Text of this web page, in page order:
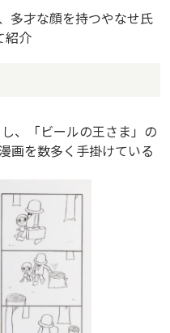
多才な顔を持つやなせ氏
紹介
、「ビールの王さま」の
画を数多く手掛けている